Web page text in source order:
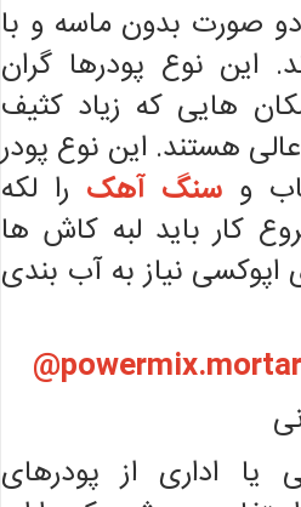
صورت بدون ماسه و با
این نوع پودرها گران
هایی که زیاد کثیف
هستند. این نوع پودر
و سنگ آهک را لکه
کار باید لبه کاش ها
اپوکسی نیاز به آب بندی
powermix.mortar@
اداری از پودرهای